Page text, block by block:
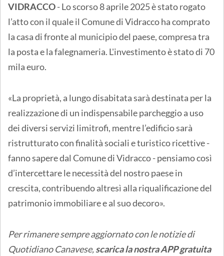
VIDRACCO- Lo scorso 8 aprile 2025 è stato rogato
l’atto con il quale il Comune di Vidracco ha comprato
la casa di fronte al municipio del paese, compresa tra
la posta e la falegnameria. L'investimento è stato di 70
mila euro.
«La proprietà, a lungo disabitata sarà destinata per la
realizzazione di un indispensabile parcheggio a uso
dei diversi servizi limitrofi, mentre l’edificio sarà
ristrutturato con finalità sociali e turistico ricettive -
fanno sapere dal Comune di Vidracco - pensiamo così
d’intercettare le necessità del nostro paese in
crescita, contribuendo altresì alla riqualificazione del
patrimonio immobiliare e al suo decoro».
Per rimanere sempre aggiornato con le notizie di
Quotidiano Canavese,scarica la nostra APP gratuita